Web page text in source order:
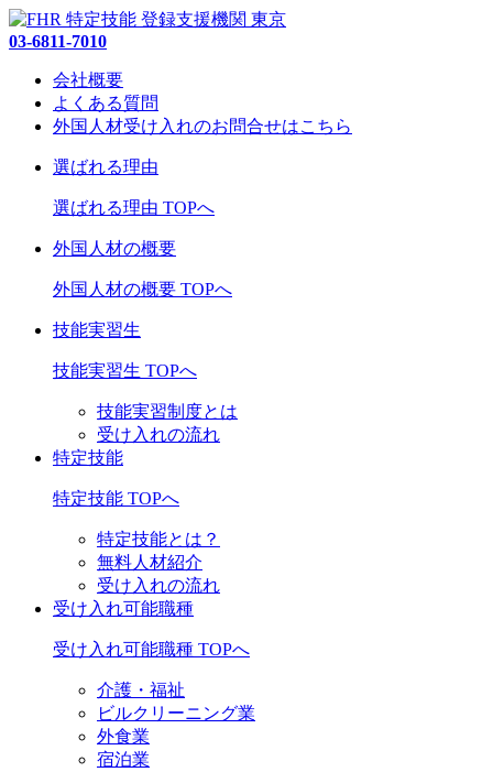
03-6811-7010
会社概要
よくある質問
外国人材受け入れのお問合せはこちら
選ばれる理由
選ばれる理由 TOPへ
外国人材の概要
外国人材の概要 TOPへ
技能実習生
技能実習生 TOPへ
技能実習制度とは
受け入れの流れ
特定技能
特定技能 TOPへ
特定技能とは？
無料人材紹介
受け入れの流れ
受け入れ可能職種
受け入れ可能職種 TOPへ
介護・福祉
ビルクリーニング業
外食業
宿泊業